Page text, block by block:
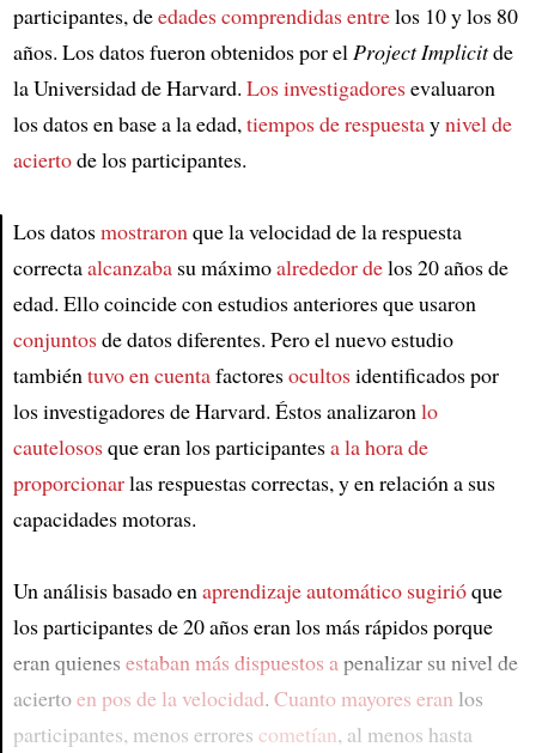
participantes, deedades comprendidas entrelos 10 y los 80
años. Los datos fueron obtenidos por el Project Implicitde
la Universidad de Harvard. Los investigadoresevaluaron
los datos en base a la edad, tiempos de respuestaynivel de
aciertode los participantes.
Los datosmostraron que la velocidad de la respuesta
correctaalcanzabasu máximoalrededor delos 20 años de
edad. Ello coincide con estudios anteriores que usaron
conjuntosde datos diferentes. Pero el nuevo estudio
también tuvo en cuentafactoresocultosidentificados por
los investigadores de Harvard. Éstos analizaron lo
cautelososque eran los participantesa la hora de
proporcionarlas respuestas correctas, y en relación a sus
capacidades motoras.
Un análisis basado en aprendizaje automático sugirióque
los participantes de 20 años eran los más rápidos porque
eran quienes estaban más dispuestos a penalizar su nivel de
aciertoen pos de la velocidad. Cuanto mayores eran los
participantes, menos errores cometían, al menos hasta